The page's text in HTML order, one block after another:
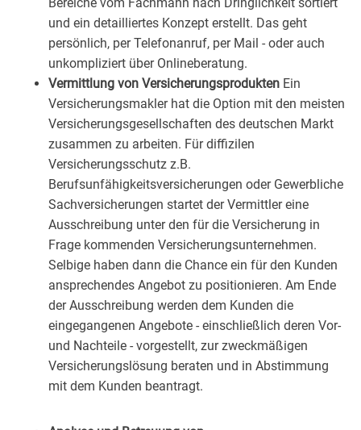
und ein detailliertes Konzept erstellt. Das geht
persönlich, per Telefonanruf, per Mail - oder auch
unkompliziert über Onlineberatung.
Vermittlung von Versicherungsprodukten Ein
Versicherungsmakler hat die Option mit den meisten
Versicherungsgesellschaften des deutschen Markt
zusammen zu arbeiten. Für diffizilen
Versicherungsschutz z.B.
Berufsunfähigkeitsversicherungen oder Gewerbliche
Sachversicherungen startet der Vermittler eine
Ausschreibung unter den für die Versicherung in
Frage kommenden Versicherungsunternehmen.
Selbige haben dann die Chance ein für den Kunden
ansprechendes Angebot zu positionieren. Am Ende
der Ausschreibung werden dem Kunden die
eingegangenen Angebote - einschließlich deren Vor-
und Nachteile - vorgestellt, zur zweckmäßigen
Versicherungslösung beraten und in Abstimmung
mit dem Kunden beantragt.